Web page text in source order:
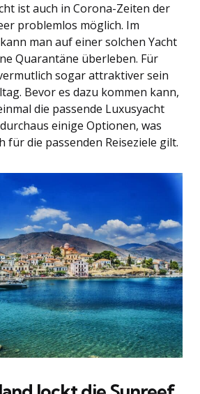
ist auch in Corona-Zeiten der
problemlos möglich. Im
man auf einer solchen Yacht
Quarantäne überleben. Für
sogar attraktiver sein
Bevor es dazu kommen kann,
die passende Luxusyacht
einige Optionen, was
für die passenden Reiseziele gilt.